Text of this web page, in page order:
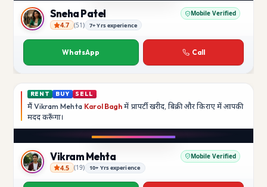
Sneha Patel
Sneha Patel Mobile Verified
4.7 (51) 7+ Yrs experience
WhatsApp Call
RENT BUY SELL
मैं Vikram Mehta Karol Bagh में प्रापर्टी खरीद, बिक्री और किराए में आपकी
मददकरूँगा।
Vikram Mehta
Vikram Mehta Mobile Verified
4.5 (19) 10+ Yrs experience